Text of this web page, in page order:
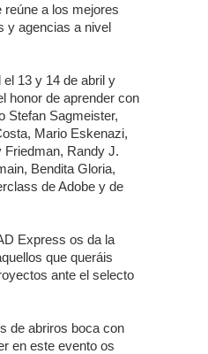
reúne a los mejores
y agencias a nivel
13 y 14 de abril y
honor de aprender con
Stefan Sagmeister,
Mario Eskenazi,
Friedman, Randy J.
Bendita Gloria,
de Adobe y de
Express os da la
que queráis
ante el selecto
de abriros boca con
en este evento os